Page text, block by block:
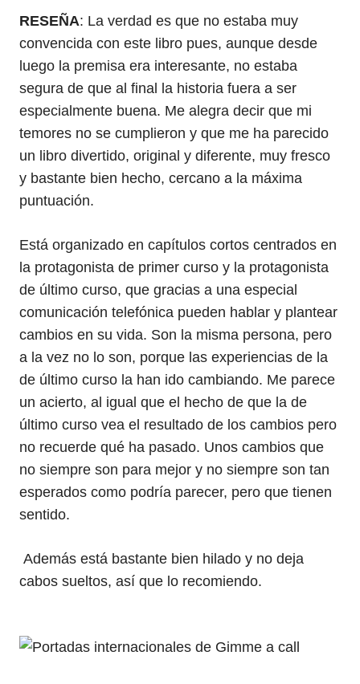
RESEÑA: La verdad es que no estaba muy
convencida con este libro pues, aunque desde
luego la premisa era interesante, no estaba
segura de que al final la historia fuera a ser
especialmente buena. Me alegra decir que mi
temores no se cumplieron y que me ha parecido
un libro divertido, original y diferente, muy fresco
y bastante bien hecho, cercano a la máxima
puntuación.
Está organizado en capítulos cortos centrados en
la protagonista de primer curso y la protagonista
de último curso, que gracias a una especial
comunicación telefónica pueden hablar y plantear
cambios en su vida. Son la misma persona, pero
a la vez no lo son, porque las experiencias de la
de último curso la han ido cambiando. Me parece
un acierto, al igual que el hecho de que la de
último curso vea el resultado de los cambios pero
no recuerde qué ha pasado. Unos cambios que
no siempre son para mejor y no siempre son tan
esperados como podría parecer, pero que tienen
sentido.
Además está bastante bien hilado y no deja
cabos sueltos, así que lo recomiendo.